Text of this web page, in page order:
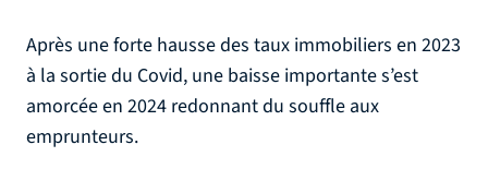
Après une forte hausse des taux immobiliers en 2023
à la sortie du Covid, une baisse importante s’est
amorcée en 2024 redonnant du souffle aux
emprunteurs.